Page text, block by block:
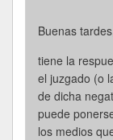
Buenas
tiene la
el juzgado (o
de dicha
puede
los medios